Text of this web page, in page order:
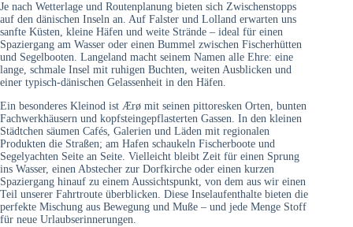
Je nach Wetterlage und Routenplanung bieten sich Zwischenstopps
auf den dänischen Inseln an. Auf Falster und Lolland erwarten uns
sanfte Küsten, kleine Häfen und weite Strände – ideal für einen
Spaziergang am Wasser oder einen Bummel zwischen Fischerhütten
und Segelbooten. Langeland macht seinem Namen alle Ehre: eine
lange, schmale Insel mit ruhigen Buchten, weiten Ausblicken und
einer typisch-dänischen Gelassenheit in den Häfen.
Ein besonderes Kleinod ist Ærø mit seinen pittoresken Orten, bunten
Fachwerkhäusern und kopfsteingepflasterten Gassen. In den kleinen
Städtchen säumen Cafés, Galerien und Läden mit regionalen
Produkten die Straßen; am Hafen schaukeln Fischerboote und
Segelyachten Seite an Seite. Vielleicht bleibt Zeit für einen Sprung
ins Wasser, einen Abstecher zur Dorfkirche oder einen kurzen
Spaziergang hinauf zu einem Aussichtspunkt, von dem aus wir einen
Teil unserer Fahrtroute überblicken. Diese Inselaufenthalte bieten die
perfekte Mischung aus Bewegung und Muße – und jede Menge Stoff
für neue Urlaubserinnerungen.